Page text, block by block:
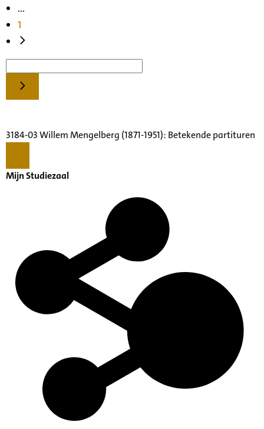
...
1
3184-03 Willem Mengelberg (1871-1951): Betekende partituren
Mijn Studiezaal